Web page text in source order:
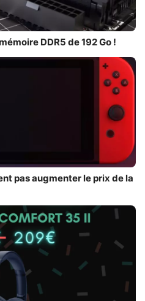
DDR5 de 192 Go !
pas augmenter le prix de la